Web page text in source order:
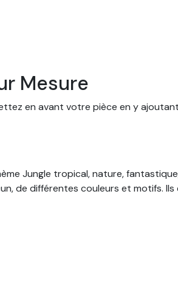
Mesure
en avant votre pièce en y
Jungle tropical, nature,
de différentes couleurs et motifs.
des bureaux.
et sans besoin de colle ! Nos